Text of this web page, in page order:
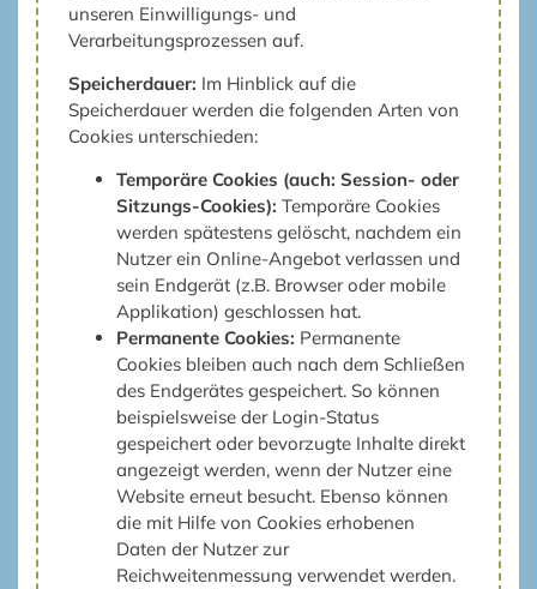
unseren Einwilligungs- und
Verarbeitungsprozessen auf.
Speicherdauer: Im Hinblick auf die
Speicherdauer werden die folgenden Arten von
Cookies unterschieden:
Temporäre Cookies (auch: Session- oder
Sitzungs-Cookies): Temporäre Cookies
werden spätestens gelöscht, nachdem ein
Nutzer ein Online-Angebot verlassen und
sein Endgerät (z.B. Browser oder mobile
Applikation) geschlossen hat.
Permanente Cookies: Permanente
Cookies bleiben auch nach dem Schließen
des Endgerätes gespeichert. So können
beispielsweise der Login-Status
gespeichert oder bevorzugte Inhalte direkt
angezeigt werden, wenn der Nutzer eine
Website erneut besucht. Ebenso können
die mit Hilfe von Cookies erhobenen
Daten der Nutzer zur
Reichweitenmessung verwendet werden.